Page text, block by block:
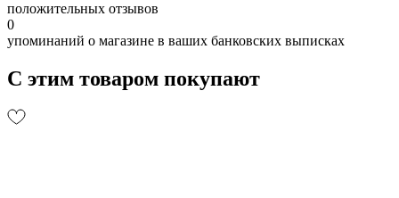
положительных отзывов
0
упоминаний о магазине в ваших банковских выписках
С этим товаром покупают